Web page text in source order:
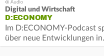
Digital und Wirtschaft
D:ECONOMY
Im D:ECONOMY-Podcast
über neue Entwicklungen